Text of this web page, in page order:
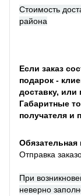
Стоимость
района
Если заказ
подарок -
доставку, или
Габаритные
получателя и
Обязательная
Отправка
При
неверно